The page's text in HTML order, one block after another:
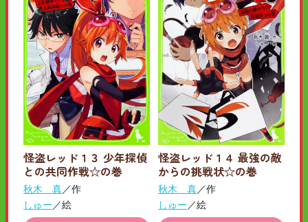
怪盗レッド１３ 少年探偵
との共同作戦☆の巻
秋木 真／作
しゅー ／絵
怪盗レッド１４ 最強の敵
からの挑戦状☆の巻
秋木 真／作
しゅー ／絵